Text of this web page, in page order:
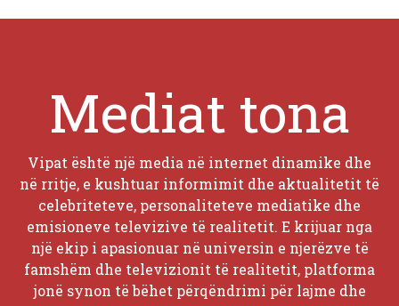
Mediat tona
Vipat është një media në internet dinamike dhe
në rritje, e kushtuar informimit dhe aktualitetit të
celebriteteve, personaliteteve mediatike dhe
emisioneve televizive të realitetit. E krijuar nga
një ekip i apasionuar në universin e njerëzve të
famshëm dhe televizionit të realitetit, platforma
jonë synon të bëhet përqëndrimi për lajme dhe